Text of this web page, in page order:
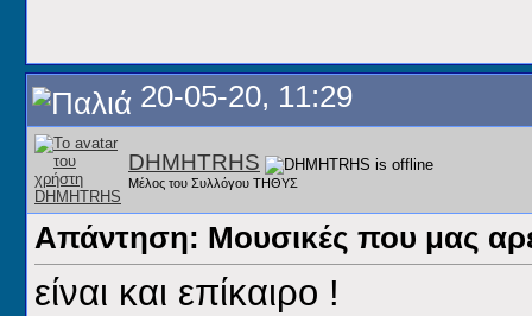
20-05-20, 11:29
DHMHTRHS
Μέλος του Συλλόγου ΤΗΘΥΣ
Απάντηση: Μουσικές που μας
είναι και επίκαιρο !